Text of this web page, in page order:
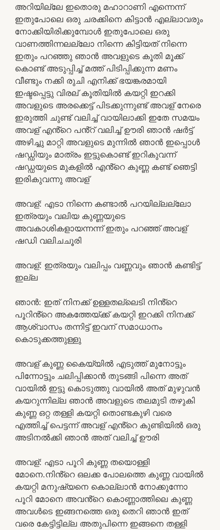
അറിയില്ലേ ഇതൊരു മഹാറാണി എന്നെന്ന്
ഇതുപോലെ ഒരു ചരക്കിനെ കിട്ടാൻ എല്ലാവരും
നോക്കിയിരിക്കുമ്പോൾ ഇതുപോലെ ഒരു
വാണത്തിന്നലല്ലോ നിന്നെ കിട്ടിയത് നിന്നെ
ഇതും പറഞ്ഞു ഞാൻ അവളുടെ കൂതി മൂക്ക്
കൊണ്ട് അടുപ്പിച്ച് മത്ത് പിടിപ്പിക്കുന്ന മണം
വീണ്ടും നക്കി രുചി എനിക്ക് ഭയങ്കരമായി
ഇഷ്ടപ്പെട്ടു വിരല് കൂതിയിൽ കയറ്റി ഇറക്കി
അവളുടെ അരക്കെട്ട് പിടക്കുന്നുണ്ട് അവള് നേരെ
ഇരുത്തി ചുണ്ട് വലിച്ച് വായിലാക്കി ഇതേ സമയം
അവള് എൻ്റെ പൻ്റ് വലിച്ച് ഊരി ഞാൻ ഷർട്ട്
അഴിച്ചു മാറ്റി അവളുടെ മുന്നിൽ ഞാൻ ഇപ്പൊൾ
ഷഡ്ഡിയും മാത്രം ഇട്ടുകൊണ്ട് ഇറികുവന്ന്
ഷഡ്ഡയുടെ മുകളിൽ എൻ്റെ കുണ്ണ കണ്ട് ഞെട്ടി
ഇരികുവന്നു അവള്
അവള്: എടാ നിന്നെ കണ്ടാൽ പറയില്ലല്ലോ
ഇത്രയും വലിയ കുണ്ണയുടെ
അവകാശികളായന്നന്ന് ഇതും പറഞ്ഞ് അവള്
ഷഡി വലിചചൂരി
അവള്: ഇത്രയും വലിപ്പം വണ്ണവും ഞാൻ കണ്ടിട്ട്
ഇല്ല
ഞാൻ: ഇത് നിനക്ക് ഉള്ളതല്ലെടി നിൻ്റെ
പൂറിൻ്റെ അകത്തേയ്ക്ക് കയറ്റി ഇറക്കി നിനക്ക്
ആശ്വാസം തന്നിട്ട് ഇവന് സമാധാനം
കൊടുക്കത്തുള്ളു
അവള് കുണ്ണ കൈയ്യിൽ എടുത്ത് മുനോട്ടും
പിന്നോട്ടും ചലിപ്പിക്കാൻ തുടങ്ങി പിന്നെ അത്
വായിൽ ഇട്ടു കൊടുത്തു വായിൽ അത് മുഴുവൻ
കയറുന്നില്ല ഞാൻ അവളുടെ തലമുടി തഴുകി
കുണ്ണ ഒറ്റ തള്ളി കയറ്റി തൊണ്ടകുഴി വരെ
എത്തിച്ച് പെട്ടന്ന് അവള് എൻ്റെ കുണ്ടിയിൽ ഒരു
അടിനൽക്കി ഞാൻ അത് വലിച്ച് ഊരി
അവള്: എടാ പൂറി കുണ്ണ തയൊള്ളി
മോനെ.നിൻ്റെ ഒലക്ക പോലത്തെ കുണ്ണ വായിൽ
കയറ്റി മനുഷ്യനെ കൊല്ലാൻ നോക്കുന്നോ
പൂറി മോനെ അവൻ്റെ കൊണ്ണാത്തിലെ കുണ്ണ
അവൾടെ ഇങ്ങനത്തെ ഒരു തെറി ഞാൻ ഇത്
വരെ കേട്ടിട്ടില്ല അതുപിന്നെ ഇങ്ങനെ തള്ളി